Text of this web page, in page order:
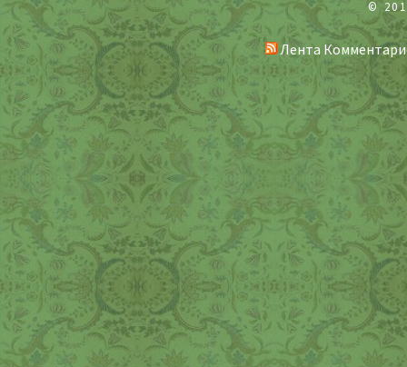
©
Лента